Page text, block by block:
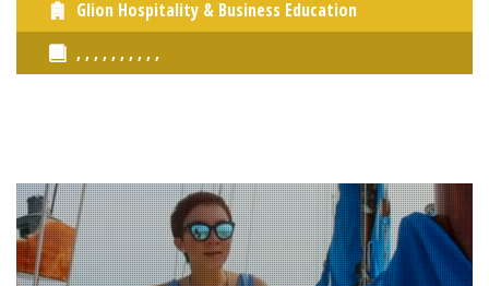
Glion Hospitality & Business Education
, , , , , , , , , ,